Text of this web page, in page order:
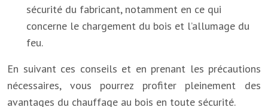
sécurité du fabricant, notamment en ce qui
concerne le chargement du bois et l’allumage du
feu.
En suivant ces conseils et en prenant les précautions
nécessaires, vous pourrez profiter pleinement des
avantages du chauffage au bois en toute sécurité.